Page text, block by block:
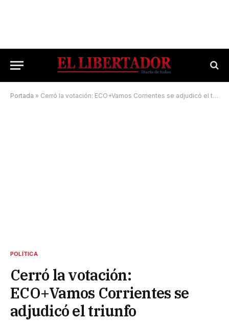
Portada » Cerró la votación: ECO+Vamos Corrientes se adjudicó el triunfo
POLÍTICA
Cerró la votación:
ECO+Vamos Corrientes se
adjudicó el triunfo